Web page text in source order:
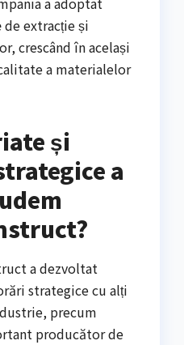
de extracție și
crescând în același
a materialelor
și
a
a dezvoltat
strategice cu alți
precum
producător de